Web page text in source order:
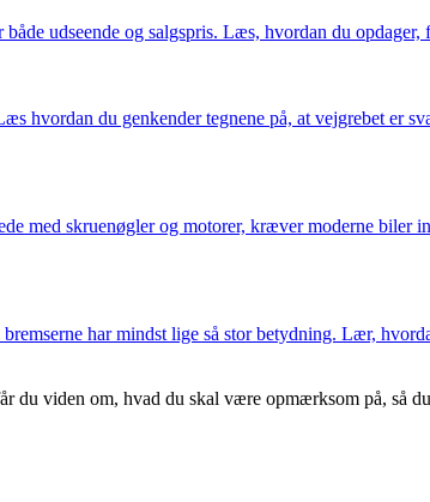
udseende og salgspris. Læs, hvordan du
hvordan du genkender tegnene på, at vejgrebet
med skruenøgler og motorer, kræver moderne
har mindst lige så stor betydning. Lær,
du viden om, hvad du skal være opmærksom på, så